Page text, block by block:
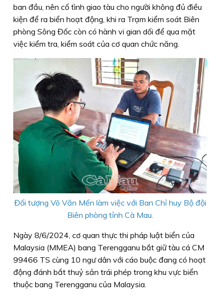
ban đầu, nên cố tình giao tàu cho người không đủ điều
kiện để ra biển hoạt động, khi ra Trạm kiểm soát Biên
phòng Sông Đốc còn có hành vi gian dối để qua mặt
việc kiểm tra, kiểm soát của cơ quan chức năng.
Đối tượng Võ Văn Mến làm việc với Ban Chỉ huy Bộ đội
Biên phòng tỉnh Cà Mau.
Ngày 8/6/2024, cơ quan thực thi pháp luật biển của
Malaysia (MMEA) bang Terengganu bắt giữ tàu cá CM
99466 TS cùng 10 ngư dân với cáo buộc đang có hoạt
động đánh bắt thuỷ sản trái phép trong khu vực biển
thuộc bang Terengganu của Malaysia.